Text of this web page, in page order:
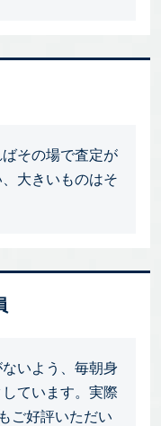
その場で査定が
大きいものはそ
いよう、毎朝身
ています。実際
ご好評いただい